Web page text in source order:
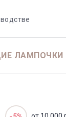
ЛАМПОЧКИ